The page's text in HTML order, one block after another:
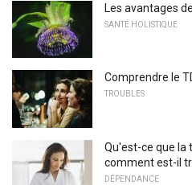
Les avantages
SANTÉ HOLISTIQUE
Comprendre le
TROUBLES
Qu'est-ce que la
comment est-il
DÉPENDANCE